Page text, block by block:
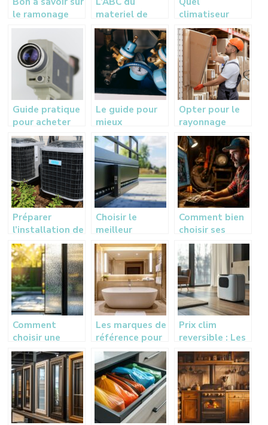
le ramonage
des systemes
de chauffage
materiel de
plomberie :
Guide essentiel
pour reussir vos
projets
climatiseur
choisir pour
votre maison ?
Guide pratique
pour acheter
une camera
d’inspection
adequate
Le guide pour
mieux
comprendre le
flexible pour
nettoyeur
haute pression
Opter pour le
rayonnage
cantilever pour
un stockage
efficace
Préparer
l’installation de
votre pompe à
chaleur et
climatisation à
La Rochelle
Choisir le
meilleur
moteur de
portail
coulissant pour
votre domicile
Comment bien
choisir ses
pièces
détachées
agricoles en
ligne pour vos
équipements
Comment
choisir une
porte d’entrée
vitrée pour
votre maison :
guide de styles
et matériaux
Les marques de
référence pour
un éclairage de
salle de bain
aux normes
Prix clim
reversible : Les
tendances
tarifaires 2025
et conseils
d’experts